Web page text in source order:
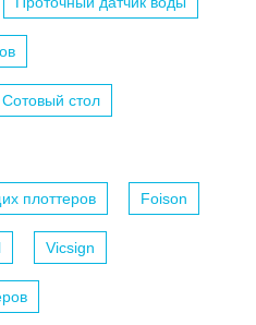
Сотовый стол
плоттеров Foison
Vicsign